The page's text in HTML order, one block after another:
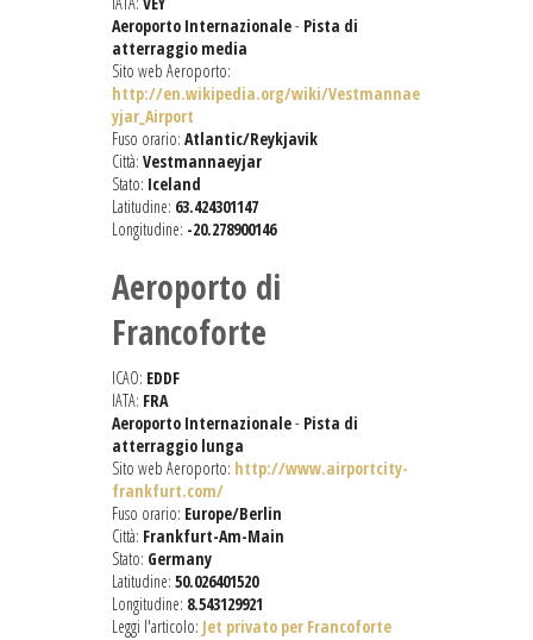
Aeroporto Internazionale- Pista di
atterraggio media
Sito web Aeroporto:
http://en.wikipedia.org/wiki/Vestmannae
yjar_Airport
Fuso orario: Atlantic/Reykjavik
Città: Vestmannaeyjar
Stato: Iceland
Latitudine: 63.424301147
Longitudine: -20.278900146
Aeroporto di
Francoforte
ICAO: EDDF
IATA: FRA
Aeroporto Internazionale- Pista di
atterraggio lunga
Sito web Aeroporto: http://www.airportcity-
frankfurt.com/
Fuso orario: Europe/Berlin
Città: Frankfurt-Am-Main
Stato: Germany
Latitudine: 50.026401520
Longitudine: 8.543129921
Leggi l'articolo: Jet privato per Francoforte